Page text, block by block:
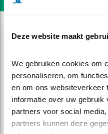
Deze website maakt
We gebruiken cookies om
personaliseren, om
en om ons websiteverkeer
informatie over uw gebruik
partners voor social
partners kunnen deze